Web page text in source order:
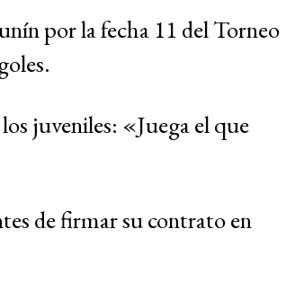
por la fecha 11 del Torneo
juveniles: «Juega el que
de firmar su contrato en